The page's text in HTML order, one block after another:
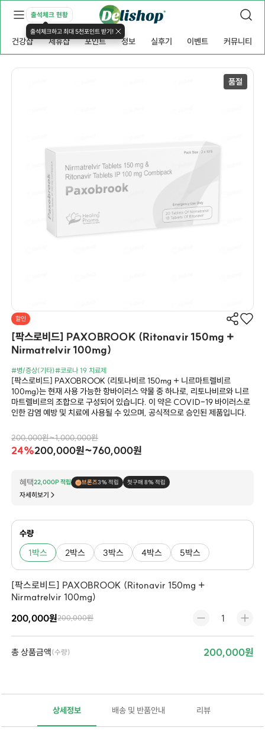
출석체크 현황
출석체크하고 최대 5천포인트 받기!
건강샵 제휴샵 포인트 정보 실후기 이벤트 커뮤니티
할인
[팍스로비드] PAXOBROOK (Ritonavir 150mg +
Nirmatrelvir 100mg)
#병/증상(기타)#코로나 19 치료제
[팍스로비드] PAXOBROOK (리토나비르 150mg + 니르마트렐비르
100mg)는 현재 사용 가능한 항바이러스 약물 중 하나로, 리토나비르와 니르
마트렐비르의 조합으로 구성되어 있습니다. 이 약은 COVID-19 바이러스로
인한 감염 예방 및 치료에 사용될 수 있으며, 공식적으로 승인된 제품입니다.
200,000원~1,000,000원
24%200,000원~760,000원
혜택22,000P 적립 브론즈3% 적립 첫구매 8% 적립
자세히보기
수량
1박스 2박스 3박스 4박스 5박스
[팍스로비드] PAXOBROOK (Ritonavir 150mg +
Nirmatrelvir 100mg)
200,000원200,000원
총 상품금액(수량) 200,000원
상세정보 배송 및 반품안내 리뷰